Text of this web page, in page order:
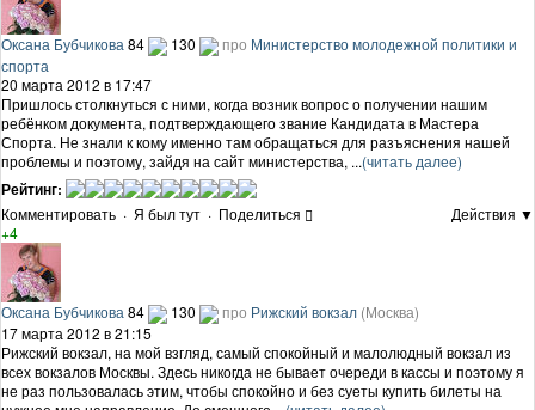
Оксана Бубчикова 84 130 про Министерство молодежной политики и
спорта
20 марта 2012 в 17:47
Пришлось столкнуться с ними, когда возник вопрос о получении нашим
ребёнком документа, подтверждающего звание Кандидата в Мастера
Спорта. Не знали к кому именно там обращаться для разъяснения нашей
проблемы и поэтому, зайдя на сайт министерства, ...(читать далее)
Рейтинг:
Комментировать · Я был тут · Поделиться
Действия ▼
+4
Оксана Бубчикова 84 130 про Рижский вокзал (Москва)
17 марта 2012 в 21:15
Рижский вокзал, на мой взгляд, самый спокойный и малолюдный вокзал из
всех вокзалов Москвы. Здесь никогда не бывает очереди в кассы и поэтому я
не раз пользовалась этим, чтобы спокойно и без суеты купить билеты на